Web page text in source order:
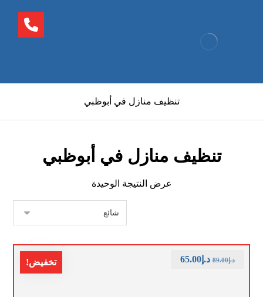
تنظيف منازل في أبوظبي
تنظيف منازل في أبوظبي
عرض النتيجة الوحيدة
تخفيض! د.إ89.00 د.إ65.00